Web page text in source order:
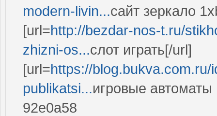
modern-livin...сайт зеркало
[url=http://bezdar-nos-t.ru/
zhizni-os...слот играть[/url]
[url=https://
publikatsi...игровые
92e0a58